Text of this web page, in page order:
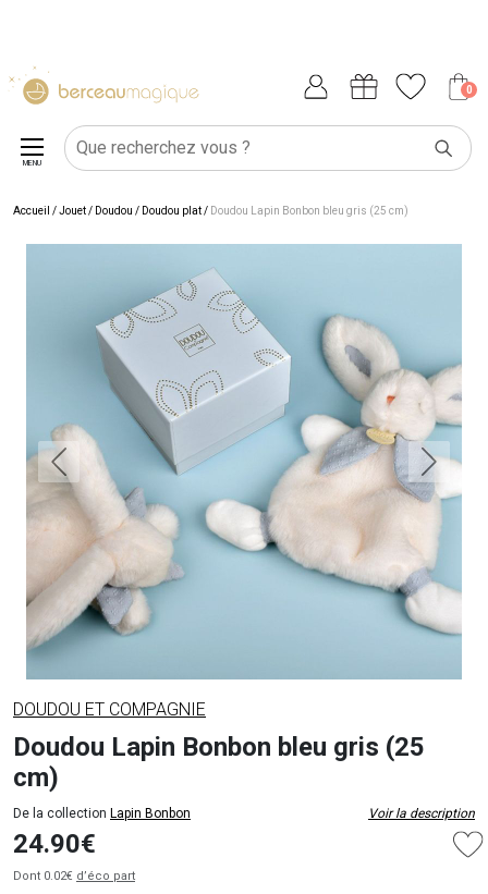
0
MENU
Accueil /Jouet/ Doudou / Doudou plat/ Doudou Lapin Bonbon bleu gris (25 cm)
DOUDOU ET COMPAGNIE
Doudou Lapin Bonbon bleu gris (25
cm)
De la collection Lapin Bonbon Voir la description
24.90€
Dont 0.02€ d’éco part